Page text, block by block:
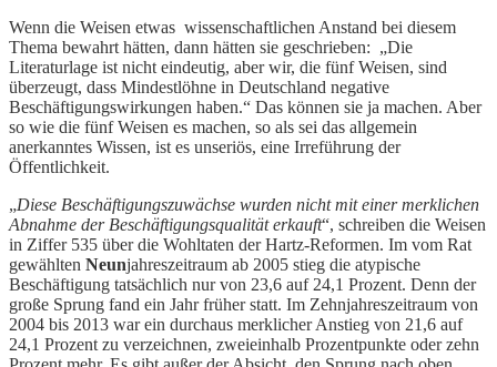
Wenn die Weisen etwas wissenschaftlichen Anstand bei diesem
Thema bewahrt hätten, dann hätten sie geschrieben: „Die
Literaturlage ist nicht eindeutig, aber wir, die fünf Weisen, sind
überzeugt, dass Mindestlöhne in Deutschland negative
Beschäftigungswirkungen haben.“ Das können sie ja machen. Aber
so wie die fünf Weisen es machen, so als sei das allgemein
anerkanntes Wissen, ist es unseriös, eine Irreführung der
Öffentlichkeit.
„Diese Beschäftigungszuwächse wurden nicht mit einer merklichen
Abnahme der Beschäftigungsqualität erkauft“, schreiben die Weisen
in Ziffer 535 über die Wohltaten der Hartz-Reformen. Im vom Rat
gewählten Neunjahreszeitraum ab 2005 stieg die atypische
Beschäftigung tatsächlich nur von 23,6 auf 24,1 Prozent. Denn der
große Sprung fand ein Jahr früher statt. Im Zehnjahreszeitraum von
2004 bis 2013 war ein durchaus merklicher Anstieg von 21,6 auf
24,1 Prozent zu verzeichnen, zweieinhalb Prozentpunkte oder zehn